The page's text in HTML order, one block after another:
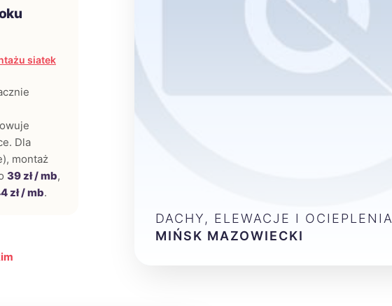
siatek
Dla
montaż
39 zł / mb,
zł / mb.
DACHY, ELEWACJE I OCIEPLENIA
MIŃSK MAZOWIECKI